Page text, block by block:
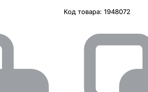
Код товара: 1948072